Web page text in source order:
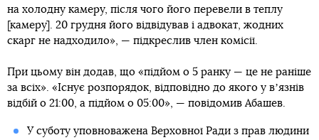
на холодну камеру, після чого його перевели в теплу
[камеру]. 20 грудня його відвідував і адвокат, жодних
скарг не надходило», — підкреслив член комісії.
При цьому він додав, що «підйом о 5 ранку — це не раніше
за всіх». «Існує розпорядок, відповідно до якого у вʼязнів
відбій о 21:00, а підйом о 05:00», — повідомив Абашев.
У суботу уповноважена Верховної Ради з прав людини